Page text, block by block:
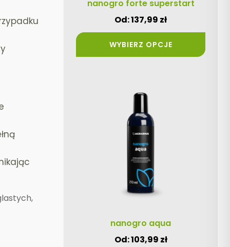
nanogro forte superstart
Od:137,99 zł
WYBIERZ OPCJE
nanogro aqua
Od:103,99 zł
produktu